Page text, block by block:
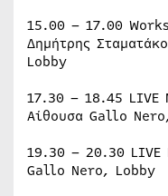
15.00 – 17.00
Δημήτρης
Lobby
17.30 – 18.45 LIVE
Αίθουσα Gallo
19.30 – 20.30
Gallo Nero, Lobby